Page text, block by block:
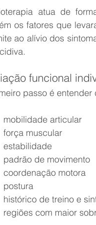
atua de
os fatores que
ao alívio dos
funcional
passo é
mobilidade articular
força muscular
estabilidade
padrão de movimento
coordenação motora
postura
histórico de treino e
regiões com maior